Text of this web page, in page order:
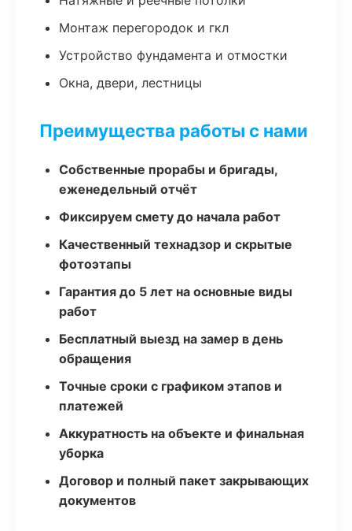
Монтаж перегородок и гкл
Устройство фундамента и отмостки
Окна, двери, лестницы
Преимущества работы с нами
Собственные прорабы и бригады,
еженедельный отчёт
Фиксируем смету до начала работ
Качественный технадзор и скрытые
фотоэтапы
Гарантия до 5 лет на основные виды
работ
Бесплатный выезд на замер в день
обращения
Точные сроки с графиком этапов и
платежей
Аккуратность на объекте и финальная
уборка
Договор и полный пакет закрывающих
документов